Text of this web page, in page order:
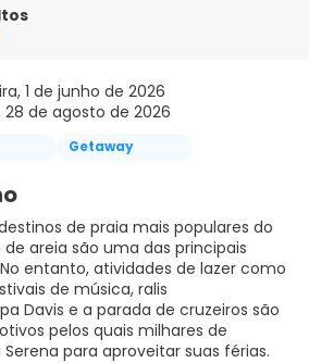
1 de junho de 2026
de agosto de 2026
Getaway
de praia mais populares do
de areia são uma das principais
entanto, atividades de lazer como
de música, ralis
Davis e a parada de cruzeiros são
pelos quais milhares de
para aproveitar suas férias.